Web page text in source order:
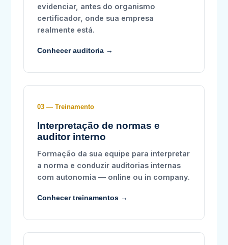
evidenciar, antes do organismo
certificador, onde sua empresa
realmente está.
Conhecer auditoria →
03 — Treinamento
Interpretação de normas e
auditor interno
Formação da sua equipe para interpretar
a norma e conduzir auditorias internas
com autonomia — online ou in company.
Conhecer treinamentos →